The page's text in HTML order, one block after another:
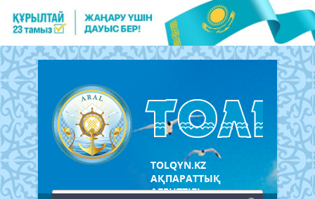
TOLQYN.KZ
АҚПАРАТТЫҚ
АГЕНТТІГІ